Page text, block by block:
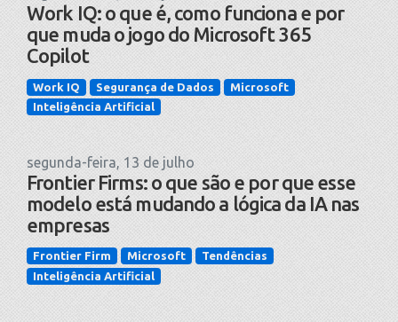
Work IQ: o que é, como funciona e por
que muda o jogo do Microsoft 365
Copilot
Work IQ Segurança de Dados
Microsoft
Inteligência Artificial
segunda-feira, 13 de julho
Frontier Firms: o que são e por que esse
modelo está mudando a lógica da IA nas
empresas
Frontier Firm Microsoft
Tendências
Inteligência Artificial